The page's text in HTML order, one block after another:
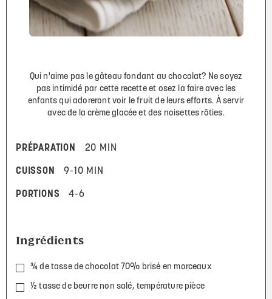
Qui n'aime pas le gâteau fondant au chocolat? Ne soyez
pas intimidé par cette recette et osez la faire avec les
enfants qui adoreront voir le fruit de leurs efforts. À servir
avec de la crème glacée et des noisettes rôties.
PRÉPARATION 20 MIN
CUISSON 9-10 MIN
PORTIONS 4-6
Ingrédients
¾ de tasse de chocolat 70% brisé en morceaux
½ tasse de beurre non salé, température pièce